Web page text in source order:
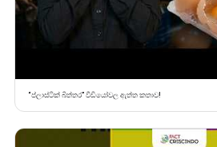
“ප්ලාස්ටික් බිත්තර” වීඩියෝවල ඇත්ත කතාව!